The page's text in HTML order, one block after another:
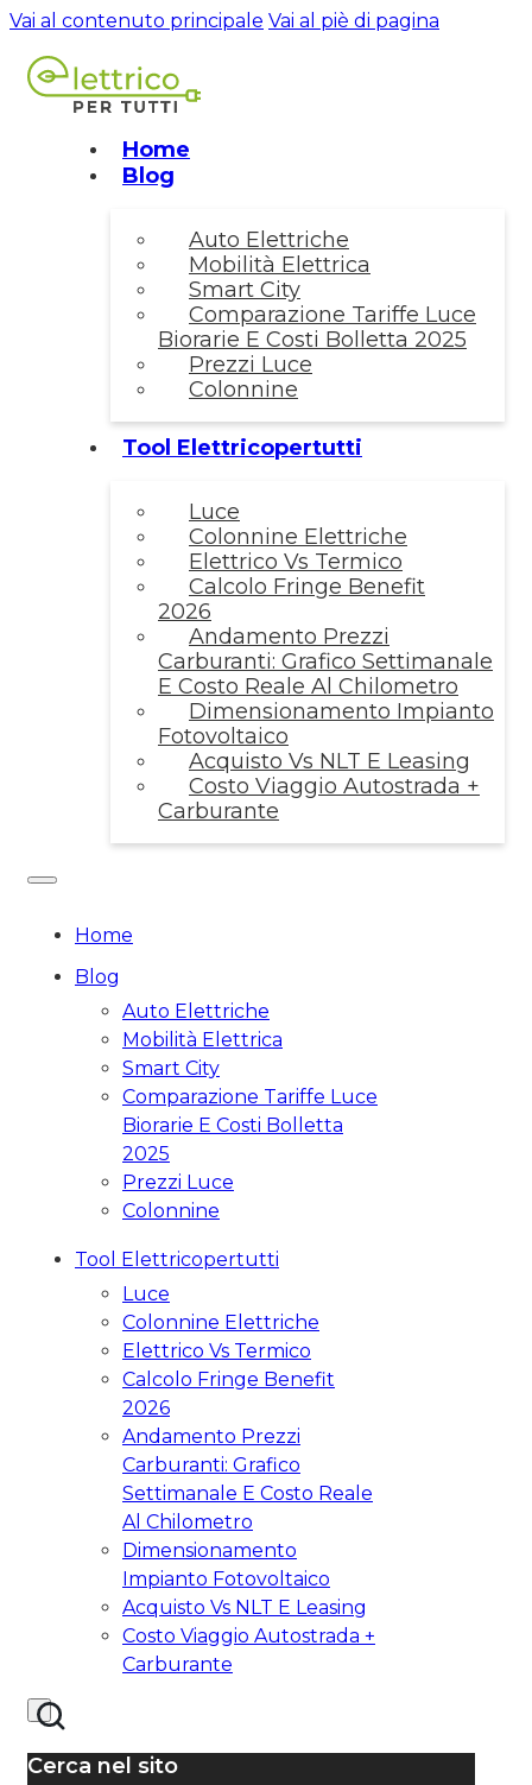
Vai al contenuto principale Vai al piè di pagina
Home
Blog
Auto Elettriche
Mobilità Elettrica
Smart City
Comparazione Tariffe Luce
Biorarie E Costi Bolletta 2025
Prezzi Luce
Colonnine
Tool Elettricopertutti
Luce
Colonnine Elettriche
Elettrico Vs Termico
Calcolo Fringe Benefit
2026
Andamento Prezzi
Carburanti: Grafico Settimanale
E Costo Reale Al Chilometro
Dimensionamento Impianto
Fotovoltaico
Acquisto Vs NLT E Leasing
Costo Viaggio Autostrada +
Carburante
Home
Blog
Auto Elettriche
Mobilità Elettrica
Smart City
Comparazione Tariffe Luce
Biorarie E Costi Bolletta
2025
Prezzi Luce
Colonnine
Tool Elettricopertutti
Luce
Colonnine Elettriche
Elettrico Vs Termico
Calcolo Fringe Benefit
2026
Andamento Prezzi
Carburanti: Grafico
Settimanale E Costo Reale
Al Chilometro
Dimensionamento
Impianto Fotovoltaico
Acquisto Vs NLT E Leasing
Costo Viaggio Autostrada +
Carburante
Cerca nel sito